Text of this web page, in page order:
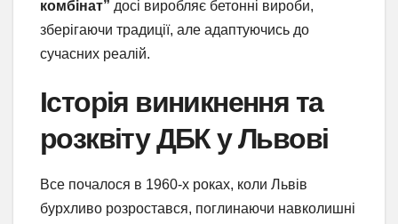
комбінат” досі виробляє бетонні вироби,
зберігаючи традиції, але адаптуючись до
сучасних реалій.
Історія виникнення та
розквіту ДБК у Львові
Все почалося в 1960-х роках, коли Львів
бурхливо розростався, поглинаючи навколишні